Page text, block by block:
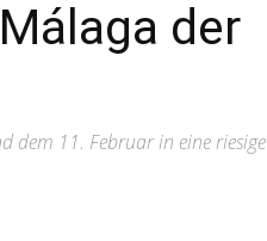
der
dem 11. Februar in eine riesige